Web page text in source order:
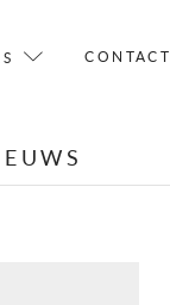
CONTACT